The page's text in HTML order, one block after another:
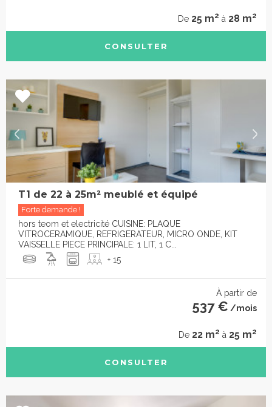
De 25 m2 à 28 m2
CONSULTER
T1 de 22 à 25m² meublé et équipé
Forte demande !
hors teom et electricité CUISINE: PLAQUE
VITROCERAMIQUE, REFRIGERATEUR, MICRO ONDE, KIT
VAISSELLE PIECE PRINCIPALE: 1 LIT, 1 C...
+ 15
À partir de
537 € /mois
De 22 m2 à 25 m2
CONSULTER